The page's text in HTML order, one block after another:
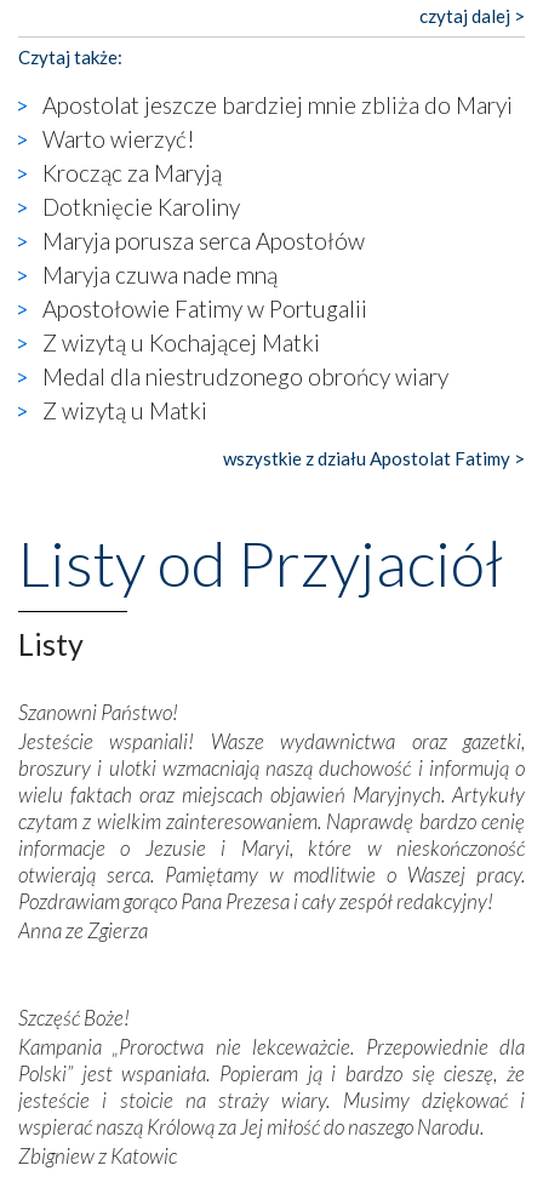
katolickiego kultu. Tylko co wspólnego z żywą,
autentyczną wiarą mogą mieć płaskie, szare bunkry albo
kaplice, w których Tabernakulum przypomina bardziej
skrzynkę na narzędzia? Albo co powiedzieć o ustawionym
tuż przy nowej bazylice wielkim krzyżu, na którym
zamiast Chrystusa umieszczono dziwaczną postać jakby
wyjętą ze starożytnych hieroglifów? W kulturowym
kontekście naszych czasów to raczej karykatura niż godny
wizerunek Zbawiciela…
Zatem nawet w bezpośrednim otoczeniu sanktuarium
naocznie przekonaliśmy się, że wewnątrz Kościoła toczy
się ogromna walka o kształt katolicyzmu i o serca
wierzących. Do czego to zmaganie może prowadzić,
widzieliśmy w urokliwym, niewielkim mieście Obidos,
gdzie w miejscu dawnego kościoła działa dzisiaj…
księgarnia.
Nasze pielgrzymkowe wyprawy, których celem były
wznoszono na chwałę Bożą, na przykład – w podzięce za
Opatrznościową pomoc w wygranej bitwie o
niepodległość kraju. Zachwyt budziła potężna, a zarazem
misterna architektura tych monumentalnych dzieł,
wspaniałe zdobienia, dbałość ich twórców o detale,
budowniczych.
Podążyliśmy też śladami fatimskich wizjonerów – Łucji
dos Santos oraz świętych Hiacynty i Franciszka Marto.
Modliliśmy się przy ich grobach. Odprawiliśmy Drogę
Krzyżową w ich rodzinnych stronach, odwiedziliśmy
domy, w których żyli.
W miejscu objawień Matki Bożej zapaliliśmy świece
Podczas tej kilkudniowej wyprawy na każdym kroku
spotykaliśmy się z serdeczną otwartością
Portugalczyków. Podziwialiśmy ich ludową sztukę i
zwyczaje. Mimo że nasze kraje są od siebie bardzo
oddalone, w żaden sposób nie czuliśmy się obco.
Sprawiła to oczywiście sama Matka Boża, ale też
kulturowa bliskość biorąca swój początek w naszej
czytaj dalej >
Czytaj także:
Apostolat jeszcze bardziej mnie zbliża do Maryi
Warto wierzyć!
Krocząc za Maryją
Dotknięcie Karoliny
Maryja porusza serca Apostołów
Maryja czuwa nade mną
Apostołowie Fatimy w Portugalii
Z wizytą u Kochającej Matki
Medal dla niestrudzonego obrońcy wiary
Z wizytą u Matki
wszystkie z działu Apostolat Fatimy >
Listy od Przyjaciół
Listy
Szanowni Państwo!
Jesteście wspaniali! Wasze wydawnictwa oraz gazetki,
broszury i ulotki wzmacniają naszą duchowość i informują o
wielu faktach oraz miejscach objawień Maryjnych. Artykuły
czytam z wielkim zainteresowaniem. Naprawdę bardzo cenię
informacje o Jezusie i Maryi, które w nieskończoność
otwierają serca. Pamiętamy w modlitwie o Waszej pracy.
Pozdrawiam gorąco Pana Prezesa i cały zespół redakcyjny!
Anna ze Zgierza
Szczęść Boże!
Kampania „Proroctwa nie lekceważcie. Przepowiednie dla
Polski” jest wspaniała. Popieram ją i bardzo się cieszę, że
jesteście i stoicie na straży wiary. Musimy dziękować i
wspierać naszą Królową za Jej miłość do naszego Narodu.
Zbigniew z Katowic